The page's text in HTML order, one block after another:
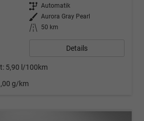
Getriebe Automatik
Außenfarbe Aurora Gray Pearl
Kilometerstand 50 km
Details
5,90 l/100km
g/km